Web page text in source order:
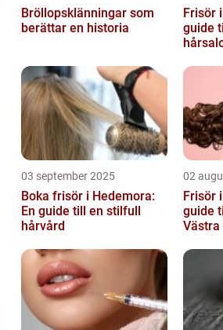
Bröllopsklänningar som
berättar en historia
Frisör
guide
03 september 2025
Boka frisör i Hedemora:
En guide till en stilfull
hårvård
02
Frisör
guide
Västra